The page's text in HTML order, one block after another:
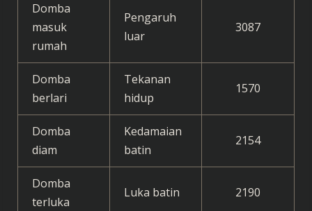
Domba
masuk
rumah
Pengaruh
luar
3087
Domba
berlari
Tekanan
hidup
1570
Domba
diam
Kedamaian
batin
2154
Domba
terluka
Luka batin 2190